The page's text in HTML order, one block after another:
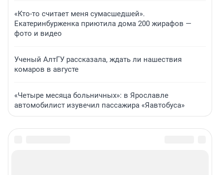
«Кто-то считает меня сумасшедшей».
Екатеринбурженка приютила дома 200 жирафов —
фото и видео
Ученый АлтГУ рассказала, ждать ли нашествия
комаров в августе
«Четыре месяца больничных»: в Ярославле
автомобилист изувечил пассажира «Яавтобуса»